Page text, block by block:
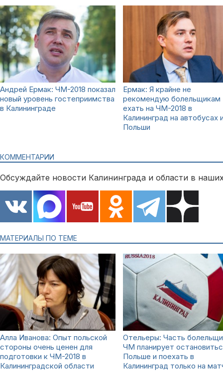
Андрей Ермак: ЧМ-2018 показал
новый уровень гостеприимства
в Калининграде
Ермак: Я крайне не
рекомендую болельщикам
ехать на ЧМ-2018 в
Калининград на автобусах
Польши
КОММЕНТАРИИ
Обсуждайте новости Калининграда и области в
МАТЕРИАЛЫ ПО ТЕМЕ
Алла Иванова: Опыт польской
стороны очень ценен для
подготовки к ЧМ-2018 в
Калининградской области
Отельеры: Часть
ЧМ планирует
Польше и поехать в
Калининград только на